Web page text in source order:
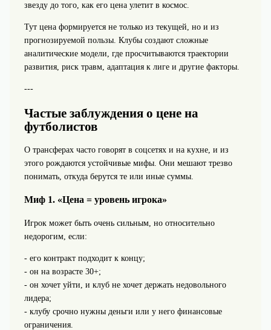
звезду до того, как его цена улетит в космос.
Тут цена формируется не только из текущей, но и из
прогнозируемой пользы. Клубы создают сложные
аналитические модели, где просчитываются траектории
развития, риск травм, адаптация к лиге и другие факторы.
---
Частые заблуждения о цене на
футболистов
О трансферах часто говорят в соцсетях и на кухне, и из
этого рождаются устойчивые мифы. Они мешают трезво
понимать, откуда берутся те или иные суммы.
Миф 1. «Цена = уровень игрока»
Игрок может быть очень сильным, но относительно
недорогим, если:
- его контракт подходит к концу;
- он на возрасте 30+;
- он хочет уйти, и клуб не хочет держать недовольного
лидера;
- клубу срочно нужны деньги или у него финансовые
ограничения.